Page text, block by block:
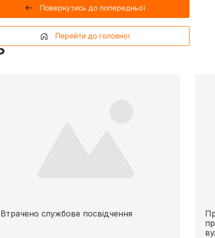
Повернутись до попередньої
Перейти до головної
Втрачено службове посвідчення